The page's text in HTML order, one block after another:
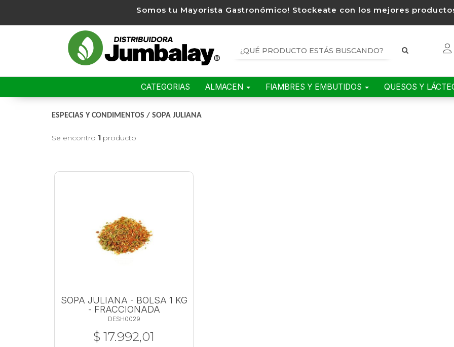
Somos tu Mayorista Gastronómico! Stockeate con los mejores
CATEGORIAS ALMACEN FIAMBRES Y EMBUTIDOS QUESOS Y
ESPECIAS Y CONDIMENTOS / SOPA JULIANA
Se encontro 1 producto
SOPA JULIANA - BOLSA 1 KG
- FRACCIONADA
DESH0029
$ 17.992,01